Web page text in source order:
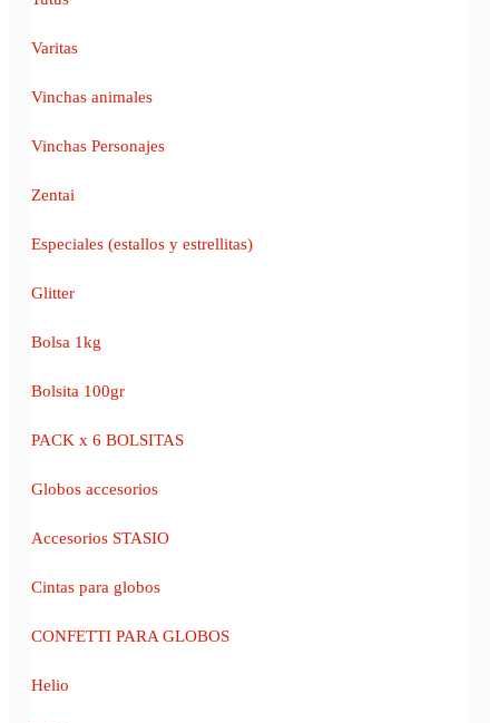
Varitas
Vinchas animales
Vinchas Personajes
Zentai
Especiales (estallos y estrellitas)
Glitter
Bolsa 1kg
Bolsita 100gr
PACK x 6 BOLSITAS
Globos accesorios
Accesorios STASIO
Cintas para globos
CONFETTI PARA GLOBOS
Helio